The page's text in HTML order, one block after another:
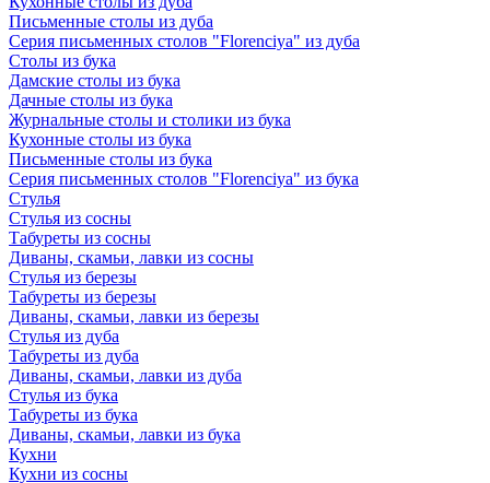
Письменные столы из дуба
Серия письменных столов "Florenciya" из дуба
Столы из бука
Дамские столы из бука
Дачные столы из бука
Журнальные столы и столики из бука
Кухонные столы из бука
Письменные столы из бука
Серия письменных столов "Florenciya" из бука
Стулья
Стулья из сосны
Табуреты из сосны
Диваны, скамьи, лавки из сосны
Стулья из березы
Табуреты из березы
Диваны, скамьи, лавки из березы
Стулья из дуба
Табуреты из дуба
Диваны, скамьи, лавки из дуба
Стулья из бука
Табуреты из бука
Диваны, скамьи, лавки из бука
Кухни
Кухни из сосны